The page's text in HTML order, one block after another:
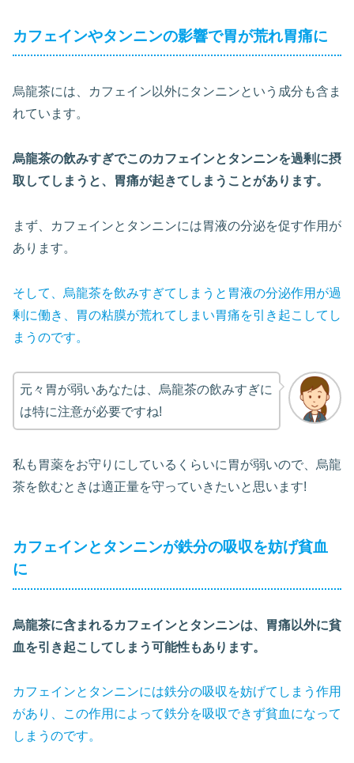
カフェインやタンニンの影響で胃が荒れ胃痛に
烏龍茶には、カフェイン以外にタンニンという成分も含ま
れています。
烏龍茶の飲みすぎでこのカフェインとタンニンを過剰に摂
取してしまうと、胃痛が起きてしまうことがあります。
まず、カフェインとタンニンには胃液の分泌を促す作用が
あります。
そして、烏龍茶を飲みすぎてしまうと胃液の分泌作用が過
剰に働き、胃の粘膜が荒れてしまい胃痛を引き起こしてし
まうのです。
元々胃が弱いあなたは、烏龍茶の飲みすぎに
は特に注意が必要ですね!
私も胃薬をお守りにしているくらいに胃が弱いので、烏龍
茶を飲むときは適正量を守っていきたいと思います!
カフェインとタンニンが鉄分の吸収を妨げ貧血
に
烏龍茶に含まれるカフェインとタンニンは、胃痛以外に貧
血を引き起こしてしまう可能性もあります。
カフェインとタンニンには鉄分の吸収を妨げてしまう作用
があり、この作用によって鉄分を吸収できず貧血になって
しまうのです。